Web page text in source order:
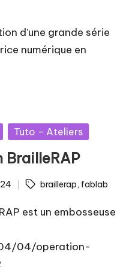
d’une grande série
numérique en
Tuto - Ateliers
braillerap, fablab
est un embosseuse
04/operation-